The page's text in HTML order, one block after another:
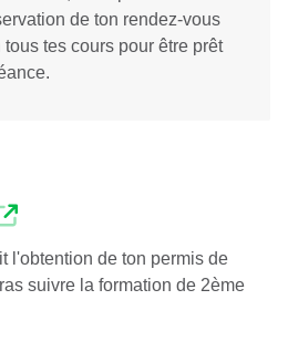
de ton rendez-vous
tes cours pour être prêt
l'obtention de ton permis de
suivre la formation de 2ème